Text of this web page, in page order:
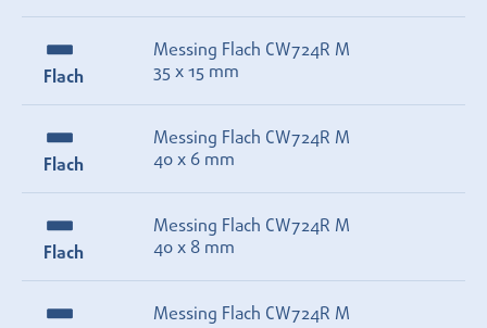
Flach
Messing Flach CW724R M
35 x 15 mm
Flach
Messing Flach CW724R M
40 x 6 mm
Flach
Messing Flach CW724R M
40 x 8 mm
Messing Flach CW724R M